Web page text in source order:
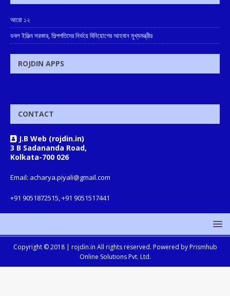
আরো ১২
ডবল ইঞ্জিন সরকার, শিল্পপতিদের নির্ভয়ে বিনিয়োগের আহবান মুখ্যমন্ত্রীর
ROJDIN APPS
CONTACT
J.B Web (rojdin.in)
3 B Sadananda Road,
Kolkata-700 026
Email: acharya.piyali@gmail.com
+91 9051872515, +91 9051517441
Copyright © 2018 | rojdin.in All rights reserved. Powered by Prismhub
Online Solutions Pvt. Ltd.